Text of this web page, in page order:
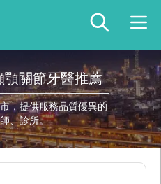
顎關節牙醫推薦
，提供服務品質優異的
、診所。